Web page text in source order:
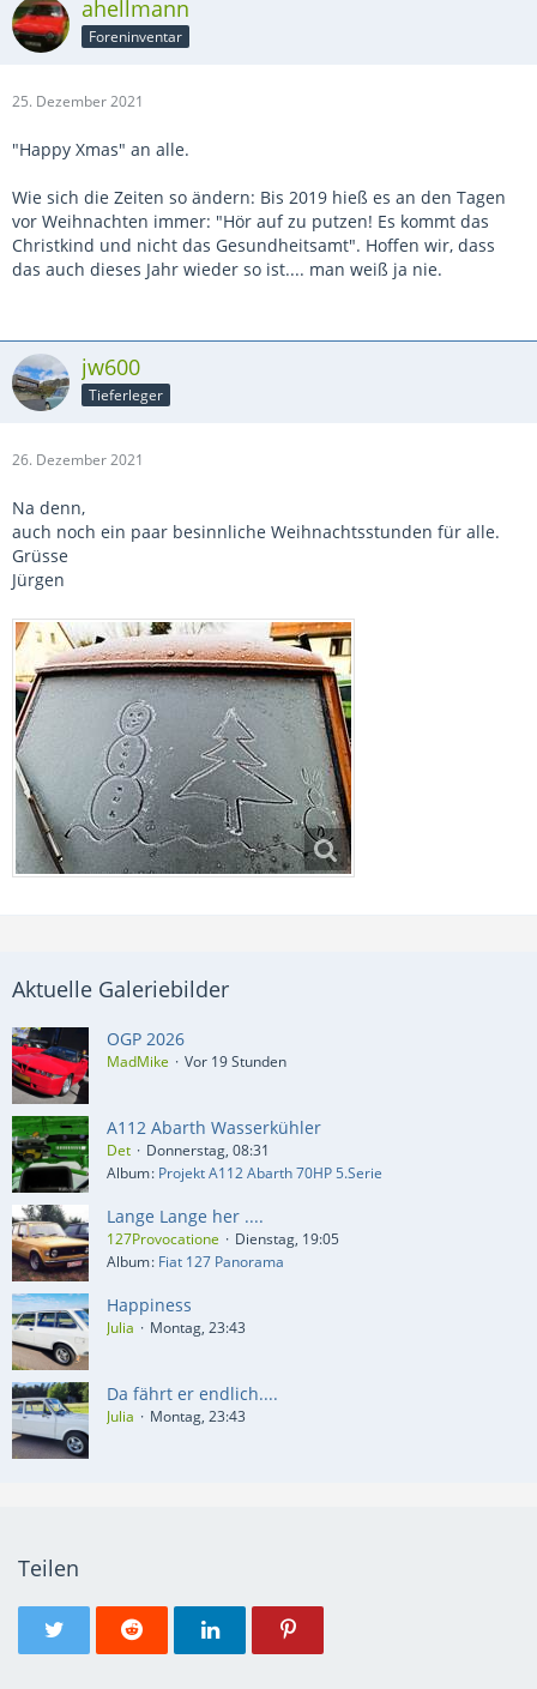
ahellmann
Foreninventar
25. Dezember 2021
"Happy Xmas" an alle.
Wie sich die Zeiten so ändern: Bis 2019 hieß es an den Tagen
vor Weihnachten immer: "Hör auf zu putzen! Es kommt das
Christkind und nicht das Gesundheitsamt". Hoffen wir, dass
das auch dieses Jahr wieder so ist.... man weiß ja nie.
jw600
Tieferleger
26. Dezember 2021
Na denn,
auch noch ein paar besinnliche Weihnachtsstunden für alle.
Grüsse
Jürgen
Aktuelle Galeriebilder
OGP 2026
MadMike Vor 19 Stunden
A112 Abarth Wasserkühler
Det
Donnerstag, 08:31
Album Projekt A112 Abarth 70HP 5.Serie
Lange Lange her ....
127Provocatione
Dienstag, 19:05
Album Fiat 127 Panorama
Happiness
Julia Montag, 23:43
Da fährt er endlich....
Julia Montag, 23:43
Teilen